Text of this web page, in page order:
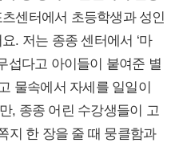
센터에서 초등학생과 성인
. 저는 종종 센터에서 ‘마
섭다고 아이들이 붙여준 별
물속에서 자세를 일일이
, 종종 어린 수강생들이 고
지 한 장을 줄 때 뭉클함과